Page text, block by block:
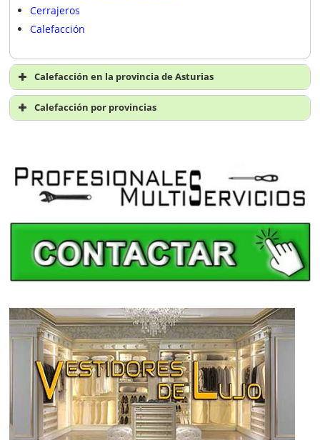
Cerrajeros
Calefacción
Calefacción en la provincia de Asturias
Calefacción en Asturias
Calefacción por provincias
Calefacción en Alicante
Calefacción en Almería
Calefacción en Asturias
Calefacción en Ávila
Calefacción en Badajoz
Calefacción en Baleares
Calefacción en Burgos
Calefacción en Cáceres
Calefacción en Cádiz
Calefacción en Cantabria
Calefacción en Castellón
Calefacción en Ceuta
Calefacción en Ciudad Real